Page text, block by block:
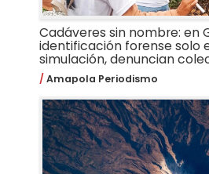
Cadáveres sin nombre: en
identificación forense solo
simulación, denuncian
Amapola Periodismo